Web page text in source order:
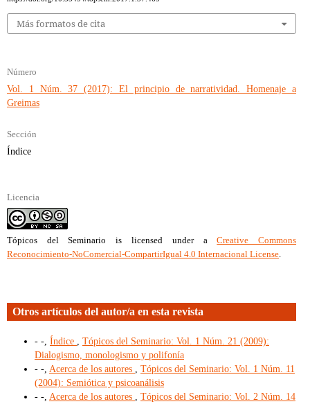
Más formatos de cita
Número
Vol. 1 Núm. 37 (2017): El principio de narratividad. Homenaje a
Greimas
Sección
Índice
Licencia
Tópicos del Seminario is licensed under aCreative Commons
Reconocimiento-NoComercial-CompartirIgual 4.0 Internacional License.
Otros artículos del autor/a en esta revista
- -, Índice
Tópicos del Seminario: Vol. 1 Núm. 21 (2009):
Dialogismo, monologismo y polifonía
- -, Acerca de los autores
Tópicos del Seminario: Vol. 1 Núm. 11
(2004): Semiótica y psicoanálisis
- -, Acerca de los autores
Tópicos del Seminario: Vol. 2 Núm. 14